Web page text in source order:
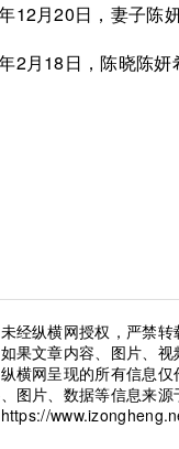
12月20日，妻子陈
2月18日，陈晓陈妍
经纵横网授权，严禁转
果文章内容、图片、视
横网呈现的所有信息
图片、数据等信息来
https://